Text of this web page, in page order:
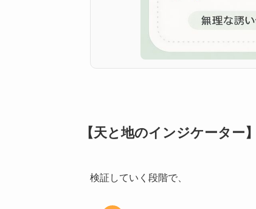
【天と地のインジケータ
検証していく段階で、